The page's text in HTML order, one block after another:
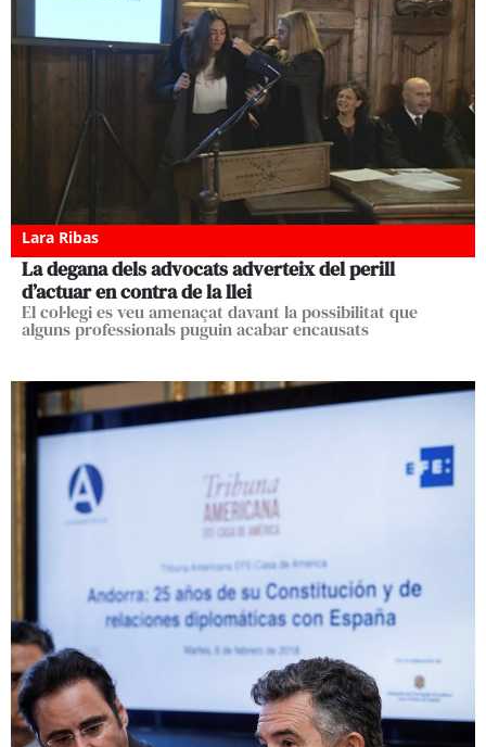
Lara Ribas
La degana dels advocats adverteix del perill
d’actuar en contra de la llei
El col·legi es veu amenaçat davant la possibilitat que
alguns professionals puguin acabar encausats